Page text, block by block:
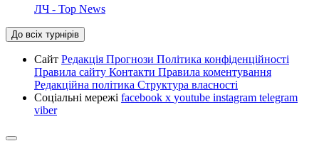
ЛЧ - Top News
До всіх турнірів
Сайт Редакція Прогнози Політика конфіденційності
Правила сайту Контакти Правила коментування
Редакційна політика Структура власності
Соціальні мережі facebook x youtube instagram telegram
viber